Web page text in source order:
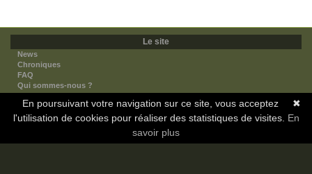
Le site
News
Chroniques
FAQ
Qui sommes-nous ?
Nos partenaires
Faites-nous connaitre
Nous contacter
✖
En poursuivant votre navigation sur ce site, vous acceptez
l'utilisation de cookies pour réaliser des statistiques de visites. En
savoir plus